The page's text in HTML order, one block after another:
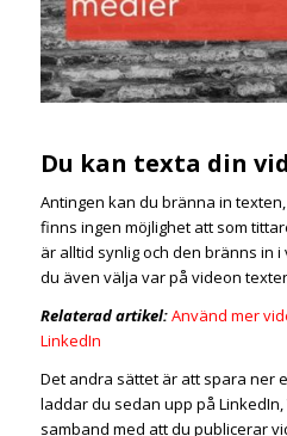
Du kan texta din
Antingen kan du bränna in
finns ingen möjlighet att som
är alltid synlig och den bränns in
du även välja var på videon
Relaterad artikel:Använd mer
LinkedIn
Det andra sättet är att spara ner
laddar du sedan upp på
samband med att du publicerar